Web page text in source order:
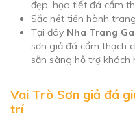
đẹp, họa tiết đá cẩm
Sắc nét tiến hành
Tại đây Nha Trang
sơn giả đá cẩm thạch
sẵn sàng hỗ trợ khách
Vai Trò Sơn giả đá
trí